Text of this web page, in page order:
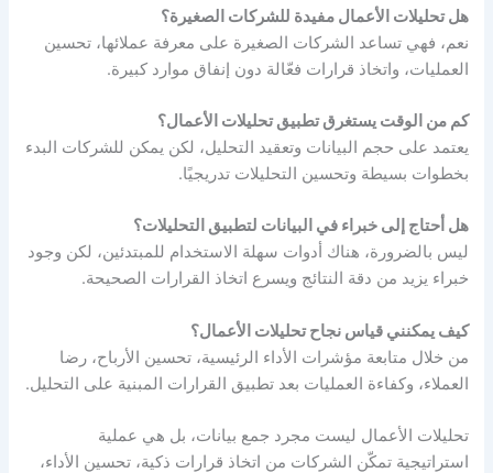
هل تحليلات الأعمال مفيدة للشركات الصغيرة؟
نعم، فهي تساعد الشركات الصغيرة على معرفة عملائها، تحسين
العمليات، واتخاذ قرارات فعّالة دون إنفاق موارد كبيرة.
كم من الوقت يستغرق تطبيق تحليلات الأعمال؟
يعتمد على حجم البيانات وتعقيد التحليل، لكن يمكن للشركات البدء
بخطوات بسيطة وتحسين التحليلات تدريجيًا.
هل أحتاج إلى خبراء في البيانات لتطبيق التحليلات؟
ليس بالضرورة، هناك أدوات سهلة الاستخدام للمبتدئين، لكن وجود
خبراء يزيد من دقة النتائج ويسرع اتخاذ القرارات الصحيحة.
كيف يمكنني قياس نجاح تحليلات الأعمال؟
من خلال متابعة مؤشرات الأداء الرئيسية، تحسين الأرباح، رضا
العملاء، وكفاءة العمليات بعد تطبيق القرارات المبنية على التحليل.
تحليلات الأعمال ليست مجرد جمع بيانات، بل هي عملية
استراتيجية تمكّن الشركات من اتخاذ قرارات ذكية، تحسين الأداء،